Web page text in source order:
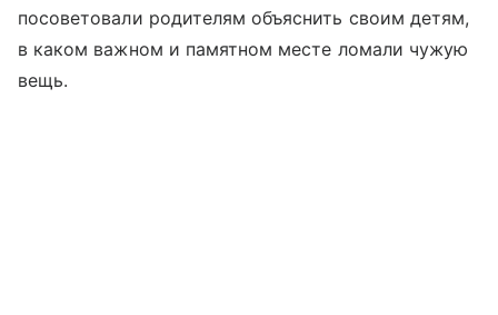
посоветовали родителям объяснить своим детям,
в каком важном и памятном месте ломали чужую
вещь.